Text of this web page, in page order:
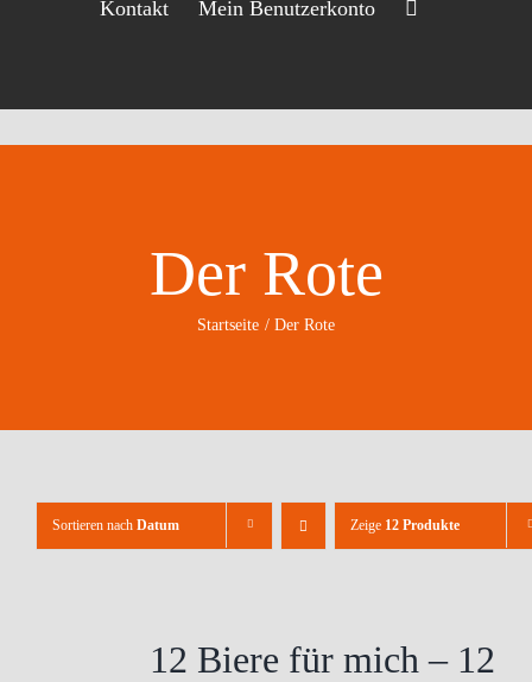
Kontakt Mein Benutzerkonto
Der Rote
Startseite Der Rote
Sortieren nach Datum Zeige 12 Produkte
12 Biere für mich – 12